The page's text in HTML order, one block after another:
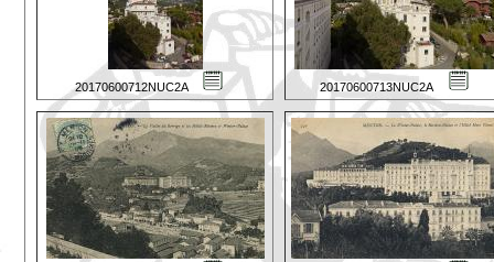
20170600712NUC2A 20170600713NUC2A